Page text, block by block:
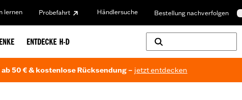
lernen Probefahrt Händlersuche Bestellung nachverfolgen
ENTDECKE H-D
50 € & kostenlose Rücksendung – jetzt entdecken